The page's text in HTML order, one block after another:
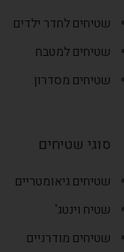
שטיחים לחדר ילדים
שטיחים למטבח
שטיחים מסדרון
סוגי שטיחים
שטיחים גיאומטריים
שטיח וינטג'
שטיחים מודרניים